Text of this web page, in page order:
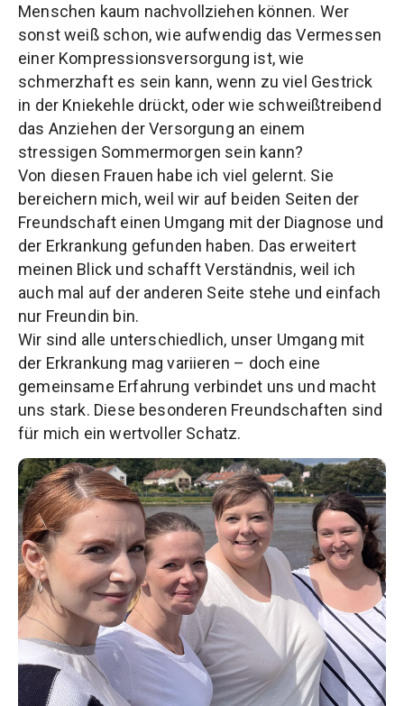
Menschen kaum nachvollziehen können. Wer
sonst weiß schon, wie aufwendig das Vermessen
einer Kompressionsversorgung ist, wie
schmerzhaft es sein kann, wenn zu viel Gestrick
in der Kniekehle drückt, oder wie schweißtreibend
das Anziehen der Versorgung an einem
stressigen Sommermorgen sein kann?
Von diesen Frauen habe ich viel gelernt. Sie
bereichern mich, weil wir auf beiden Seiten der
Freundschaft einen Umgang mit der Diagnose und
der Erkrankung gefunden haben. Das erweitert
meinen Blick und schafft Verständnis, weil ich
auch mal auf der anderen Seite stehe und einfach
nur Freundin bin.
Wir sind alle unterschiedlich, unser Umgang mit
der Erkrankung mag variieren – doch eine
gemeinsame Erfahrung verbindet uns und macht
uns stark. Diese besonderen Freundschaften sind
für mich ein wertvoller Schatz.